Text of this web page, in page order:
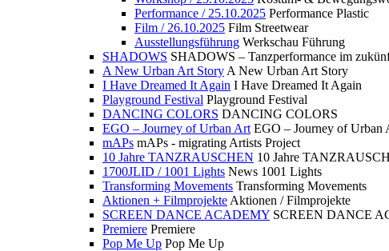
Performance / 25.10.2025 Performance Plastic
Film / 26.10.2025 Film Streetwear
Ausstellungsführung Werkschau Führung
SHADOWS SHADOWS – Tanzperformance im
A New Urban Art Story A New Urban Art Story
I Have Dreamed It Again I Have Dreamed It Again
Playground Festival Playground Festival
DANCING COLORS DANCING COLORS
EGO – Journey of Urban Art EGO – Journey of Urban
mAPs mAPs - migrating Artists Project
10 Jahre TANZRAUSCHEN 10 Jahre
1700JLID / 1001 Lights News 1001 Lights
Transforming Movements Transforming Movements
Aktionen + Filmprojekte Aktionen / Filmprojekte
SCREEN DANCE ACADEMY SCREEN DANCE
Premiere Premiere
Pop Me Up Pop Me Up